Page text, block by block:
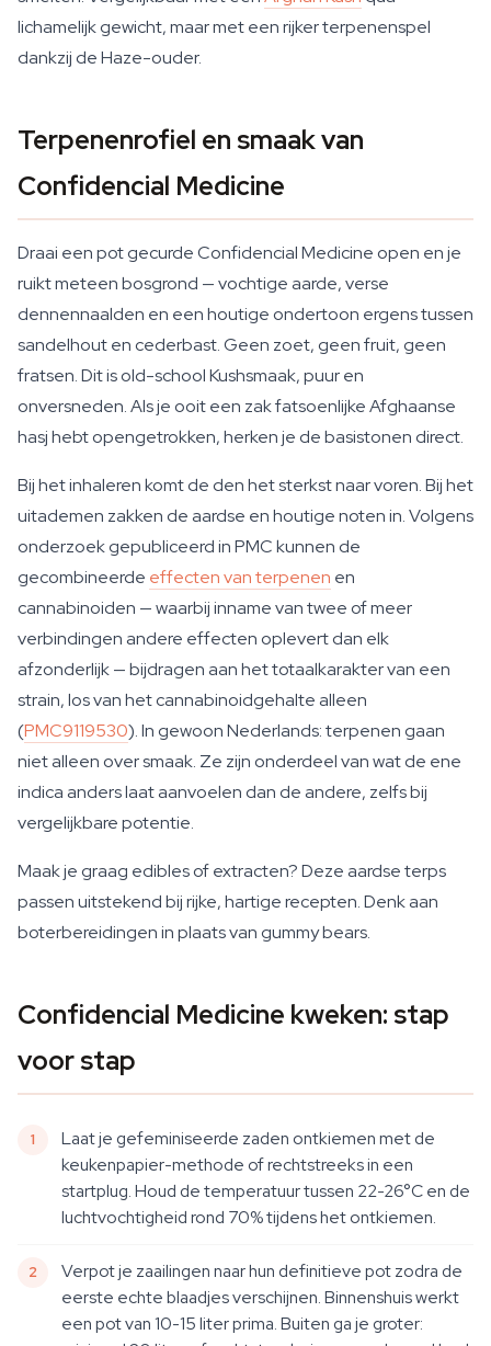
lichamelijk gewicht, maar met een rijker terpenenspel
dankzij de Haze-ouder.
Terpenenrofiel en smaak van
Confidencial Medicine
Draai een pot gecurde Confidencial Medicine open en je
ruikt meteen bosgrond — vochtige aarde, verse
dennennaalden en een houtige ondertoon ergens tussen
sandelhout en cederbast. Geen zoet, geen fruit, geen
fratsen. Dit is old-school Kushsmaak, puur en
onversneden. Als je ooit een zak fatsoenlijke Afghaanse
hasj hebt opengetrokken, herken je de basistonen direct.
Bij het inhaleren komt de den het sterkst naar voren. Bij het
uitademen zakken de aardse en houtige noten in. Volgens
onderzoek gepubliceerd in PMC kunnen de
gecombineerde effecten van terpenen en
cannabinoiden — waarbij inname van twee of meer
verbindingen andere effecten oplevert dan elk
afzonderlijk — bijdragen aan het totaalkarakter van een
strain, los van het cannabinoidgehalte alleen
(PMC9119530). In gewoon Nederlands: terpenen gaan
niet alleen over smaak. Ze zijn onderdeel van wat de ene
indica anders laat aanvoelen dan de andere, zelfs bij
vergelijkbare potentie.
Maak je graag edibles of extracten? Deze aardse terps
passen uitstekend bij rijke, hartige recepten. Denk aan
boterbereidingen in plaats van gummy bears.
Confidencial Medicine kweken: stap
voor stap
Laat je gefeminiseerde zaden ontkiemen met de
keukenpapier-methode of rechtstreeks in een
startplug. Houd de temperatuur tussen 22-26°C en de
luchtvochtigheid rond 70% tijdens het ontkiemen.
Verpot je zaailingen naar hun definitieve pot zodra de
eerste echte blaadjes verschijnen. Binnenshuis werkt
een pot van 10-15 liter prima. Buiten ga je groter: